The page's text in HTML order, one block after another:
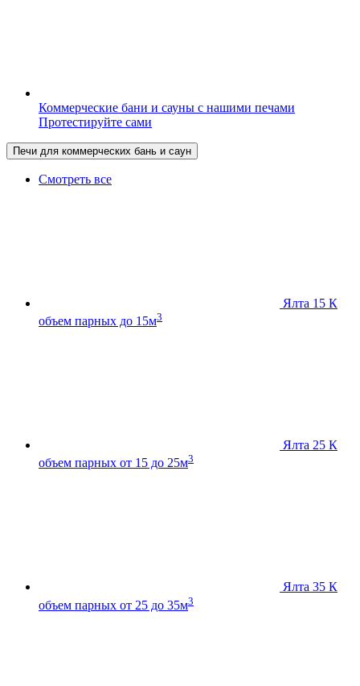
Коммерческие бани и сауны с нашими печами
Протестируйте сами
Печи для коммерческих бань и саун
Смотреть все
Ялта 15 К
объем парных до 15м3
Ялта 25 К
объем парных от 15 до 25м3
Ялта 35 К
объем парных от 25 до 35м3